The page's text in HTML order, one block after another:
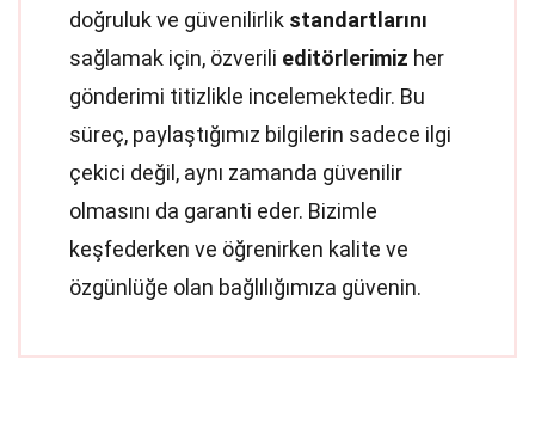
doğruluk ve güvenilirlik standartlarını
sağlamak için, özverili editörlerimiz her
gönderimi titizlikle incelemektedir. Bu
süreç, paylaştığımız bilgilerin sadece ilgi
çekici değil, aynı zamanda güvenilir
olmasını da garanti eder. Bizimle
keşfederken ve öğrenirken kalite ve
özgünlüğe olan bağlılığımıza güvenin.